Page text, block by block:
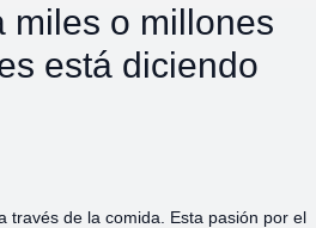
miles o millones
está diciendo
través de la comida. Esta pasión por el